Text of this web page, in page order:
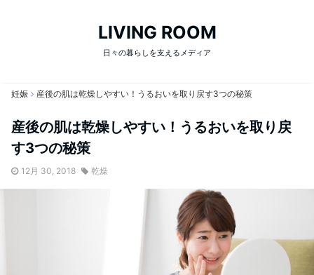
LIVING ROOM
日々の暮らしを支えるメディア
妊娠 産後の肌は乾燥しやすい！うるおいを取り戻す3つの秘策
産後の肌は乾燥しやすい！うるおいを取り戻
す3つの秘策
12月 30, 2018 乾燥